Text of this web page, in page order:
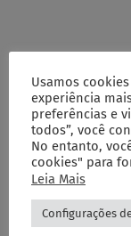
Artigos
Comentados
Contos
Crônicas
Mais Lidos
Usamos
experiência
preferências e
todos”, você
No entanto,
cookies" para
Leia Mais
Configurações